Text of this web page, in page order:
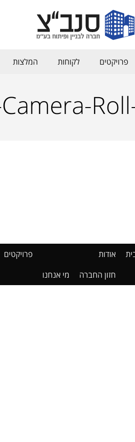
פרויקטים לקוחות המלצות
אודות
חזון החברה
מי אנחנו
פרויקטים